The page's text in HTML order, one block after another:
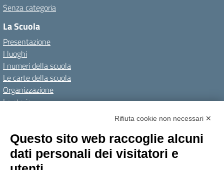
Senza categoria
La Scuola
Presentazione
I luoghi
I numeri della scuola
Le carte della scuola
Organizzazione
La storia
Personale scolastico
Famiglie e studenti
Percorsi di studio
Rifiuta cookie non necessari ✕
Questo sito web raccoglie alcuni
dati personali dei visitatori e